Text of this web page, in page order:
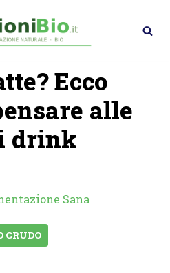
Ecco
alle
drink
Sana
CRUDO